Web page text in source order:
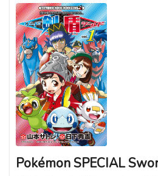
Pokémon SPECIAL